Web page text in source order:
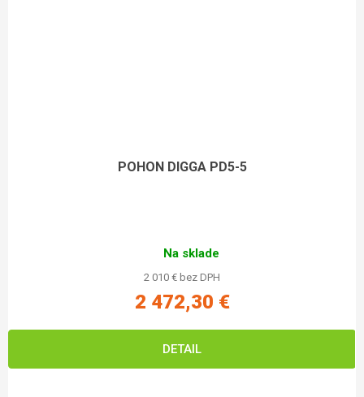
POHON DIGGA PD5-5
Na sklade
2 010 € bez DPH
2 472,30 €
DETAIL